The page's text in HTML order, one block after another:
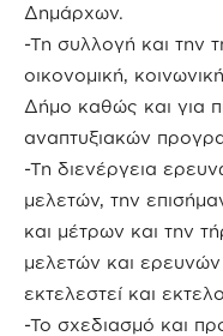
Δημάρχων.
-Τη συλλογή και την
οικονομική,
Δήμο καθώς και για
αναπτυξιακών
-Τη διενέργεια
μελετών, την
και μέτρων και την
μελετών και
εκτελεστεί και
-Το σχεδιασμό και